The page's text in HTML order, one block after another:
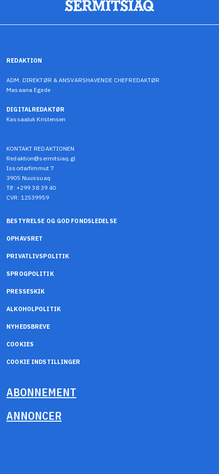
REDAKTION
ADM. DIREKTØR & ANSVARSHAVENDE CHEFREDAKTØR
Masaana Egede
DIGITALREDAKTØR
Kassaaluk Kristensen
KONTAKT REDAKTIONEN
Redaktion@sermitsiaq.gl
Issortarfimmut 7
3905 Nuussuaq
Tlf: +299 38 39 40
CVR: 12539959
BESTYRELSE OG GOD FONDSLEDELSE
OPHAVSRET
PRIVATLIVSPOLITIK
SPROGPOLITIK
PRESSESKIK
ALKOHOLPOLITIK
NYHEDSBREVE
COOKIES
COOKIE INDSTILLINGER
ABONNEMENT
ANNONCER